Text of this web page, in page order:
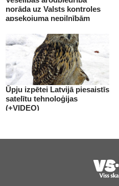
norāda uz Valsts kontroles
apsekojuma nepilnībām
Ūpju izpētei Latvijā piesaistīs
satelītu tehnoloģijas
(+VIDEO)